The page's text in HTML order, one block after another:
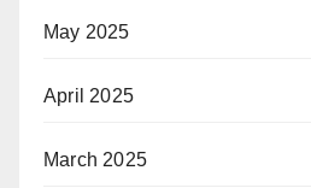
May 2025
April 2025
March 2025